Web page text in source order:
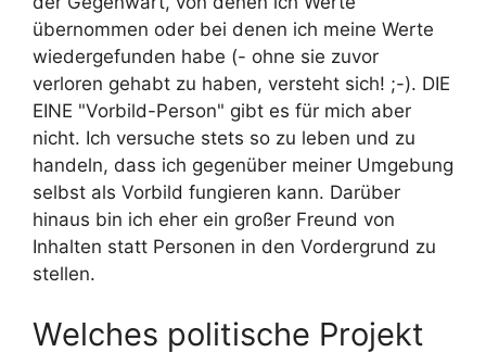
übernommen oder bei denen ich meine Werte
wiedergefunden habe (- ohne sie zuvor
verloren gehabt zu haben, versteht sich! ;-). DIE
EINE "Vorbild-Person" gibt es für mich aber
nicht. Ich versuche stets so zu leben und zu
handeln, dass ich gegenüber meiner Umgebung
selbst als Vorbild fungieren kann. Darüber
hinaus bin ich eher ein großer Freund von
Inhalten statt Personen in den Vordergrund zu
stellen.
Welches politische Projekt